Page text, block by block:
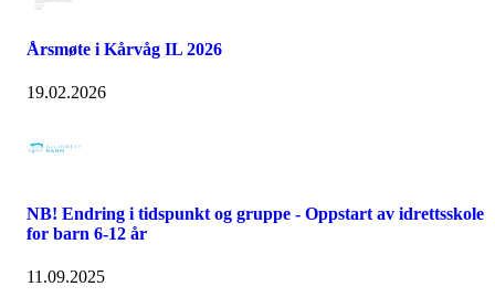
Årsmøte i Kårvåg IL 2026
19.02.2026
NB! Endring i tidspunkt og gruppe - Oppstart av idrettsskole
for barn 6-12 år
11.09.2025